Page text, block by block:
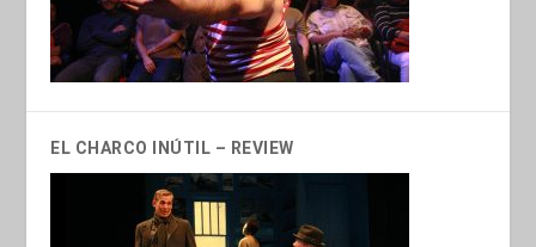
EL CHARCO INÚTIL – REVIEW